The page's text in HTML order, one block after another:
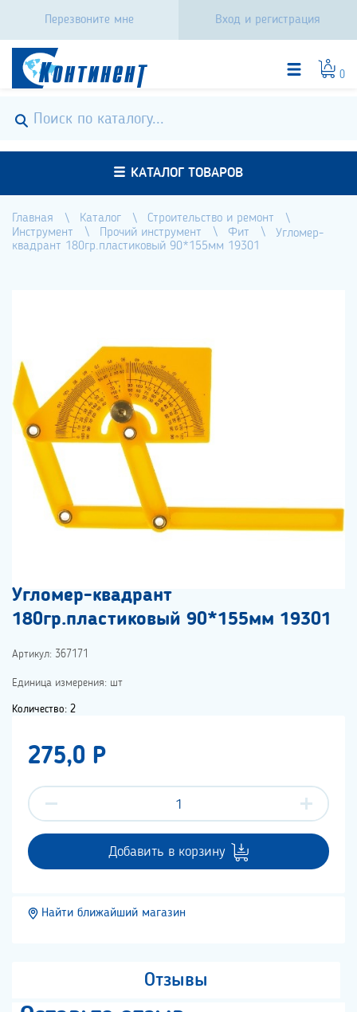
Перезвоните мне Вход и регистрация
0
КАТАЛОГ ТОВАРОВ
Главная Каталог
Строительство и ремонт
Инструмент
Прочий инструмент Фит
Угломер-
квадрант 180гр.пластиковый 90*155мм 19301
Угломер-квадрант
180гр.пластиковый 90*155мм 19301
Артикул: 367171
Единица измерения: шт
Количество: 2
275,0 P
Добавить в корзину
Найти ближайший магазин
Отзывы